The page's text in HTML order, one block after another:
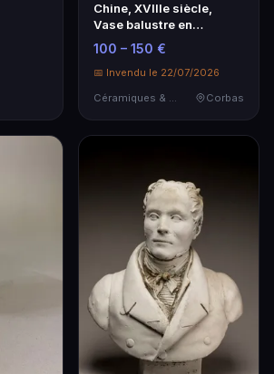
Chine, XVIIIe siècle,
Vase balustre en
porcelaine émaillée «…
100 – 150 €
📅 Invendu le 22/07/2026
Céramiques & Porcelaine
Corbas